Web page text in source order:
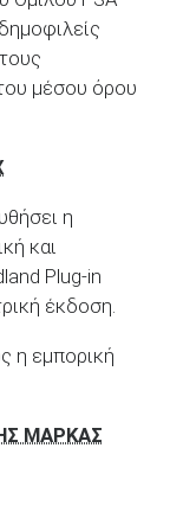
μέσου όρου
η
και
Plug-in
έκδοση.
η εμπορική
ΜΑΡΚΑΣ